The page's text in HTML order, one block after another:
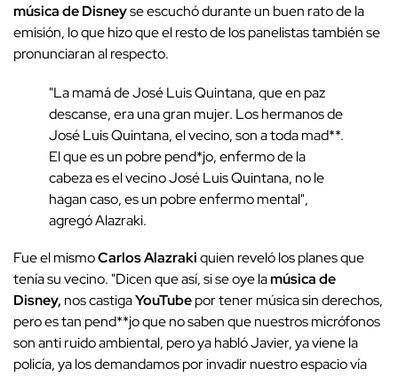
música de Disneyse escuchó durante un buen rato de la
emisión, lo que hizo que el resto de los panelistas también se
pronunciaran al respecto.
"La mamá de José Luis Quintana, que en paz
descanse, era una gran mujer. Los hermanos de
José Luis Quintana, el vecino, son a toda mad**.
El que es un pobre pend*jo, enfermo de la
cabeza es el vecino José Luis Quintana, no le
hagan caso, es un pobre enfermo mental",
agregó Alazraki.
Fue el mismoCarlos Alazrakiquien reveló los planes que
tenía su vecino. "Dicen que así, si se oye lamúsica de
Disney, nos castigaYouTubepor tener música sin derechos,
pero es tan pend**jo que no saben que nuestros micrófonos
son anti ruido ambiental, pero ya habló Javier, ya viene la
policía, ya los demandamos por invadir nuestro espacio vía